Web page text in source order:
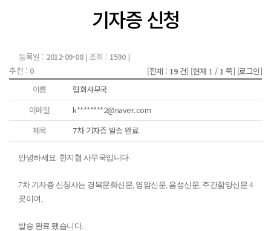
기자증 신청
등록일 : 2012-09-08| 조회 : 1590|
추천 : 0 [전체 : 19건] [현재 1 / 1 쪽] [로그인]
이름
협회사무국
이메일
k********2@naver.com
제목
7차 기자증 발송 완료
안녕하세요. 한지협 사무국입니다.
7차 기자증 신청사는 경북문화신문, 영암신문, 음성신문, 주간함양신문 4
곳이며,
발송 완료 됐습니다.